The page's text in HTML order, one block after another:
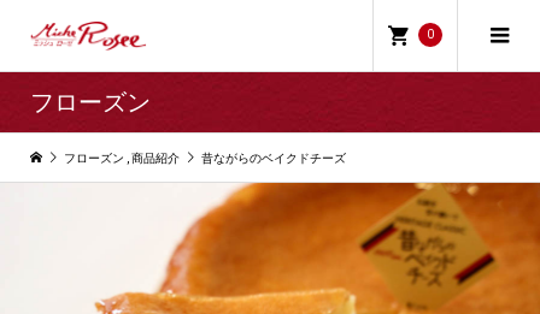
0
フローズン
フローズン 商品紹介 昔ながらのベイクドチーズ